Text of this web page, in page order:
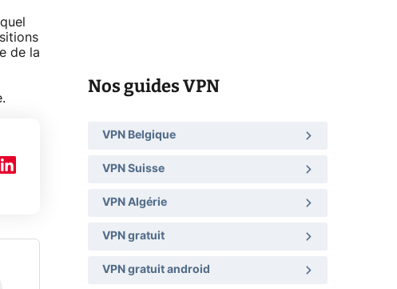
de la
Nos guides VPN
VPN Belgique
VPN Suisse
VPN Algérie
VPN gratuit
VPN gratuit android